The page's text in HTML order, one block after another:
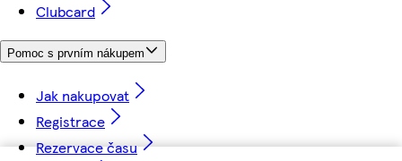
Clubcard
Pomoc s prvním nákupem
Jak nakupovat
Registrace
Rezervace času